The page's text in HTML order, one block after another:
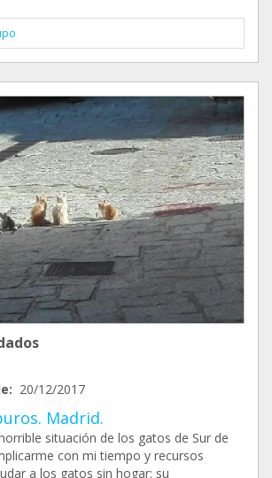
20/12/2017
Madrid.
situación de los gatos de Sur de
con mi tiempo y recursos
a los gatos sin hogar: su